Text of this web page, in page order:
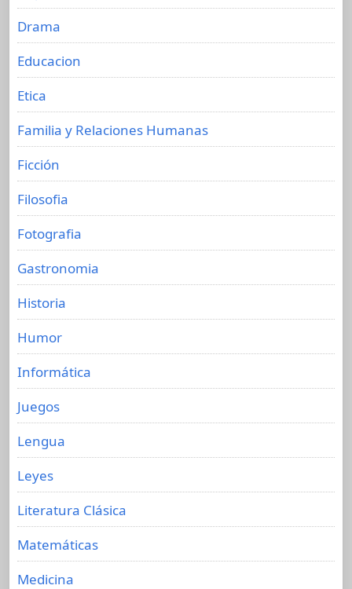
Drama
Educacion
Etica
Familia y Relaciones Humanas
Ficción
Filosofia
Fotografia
Gastronomia
Historia
Humor
Informática
Juegos
Lengua
Leyes
Literatura Clásica
Matemáticas
Medicina